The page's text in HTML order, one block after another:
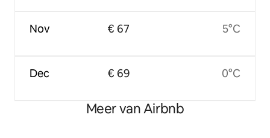
Nov
Dec
€ 67
€ 69
5°C
0°C
Meer van Airbnb